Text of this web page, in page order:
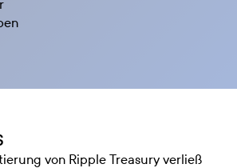
von Ripple Treasury verließ